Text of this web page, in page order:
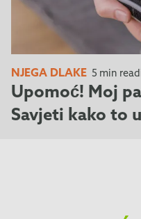
NJEGA DLAKE 5 min
Upomoć! Moj
Savjeti kako to